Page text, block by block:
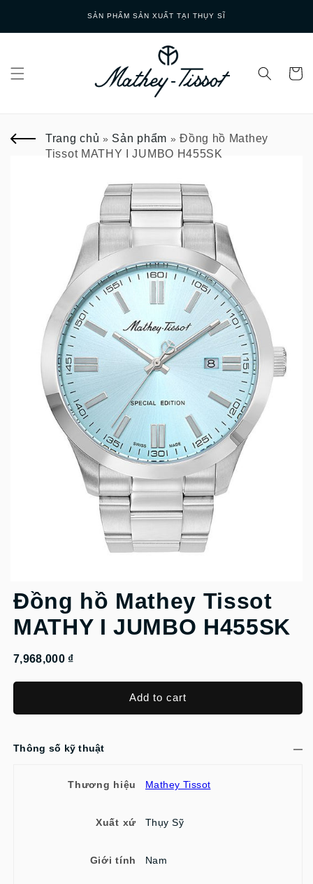
Trang chủ » Sản phẩm »Đồng hồ Mathey
Tissot MATHY I JUMBO H455SK
Đồng hồ Mathey Tissot
MATHY I JUMBO H455SK
7,968,000 ₫
Add to cart
Thông số kỹ thuật
Thương hiệu Mathey Tissot
Xuất xứ Thụy Sỹ
Giới tính Nam